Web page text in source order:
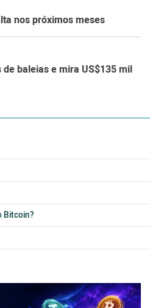
nos próximos meses
baleias e mira US$135 mil
Bitcoin?